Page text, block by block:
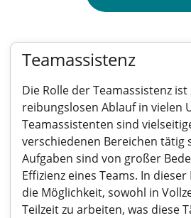
Teamassistenz
Die Rolle der Teamassistenz
reibungslosen Ablauf in vielen
Teamassistenten sind
verschiedenen Bereichen tätig
Aufgaben sind von großer
Effizienz eines Teams. In
die Möglichkeit, sowohl in
Teilzeit zu arbeiten, was diese